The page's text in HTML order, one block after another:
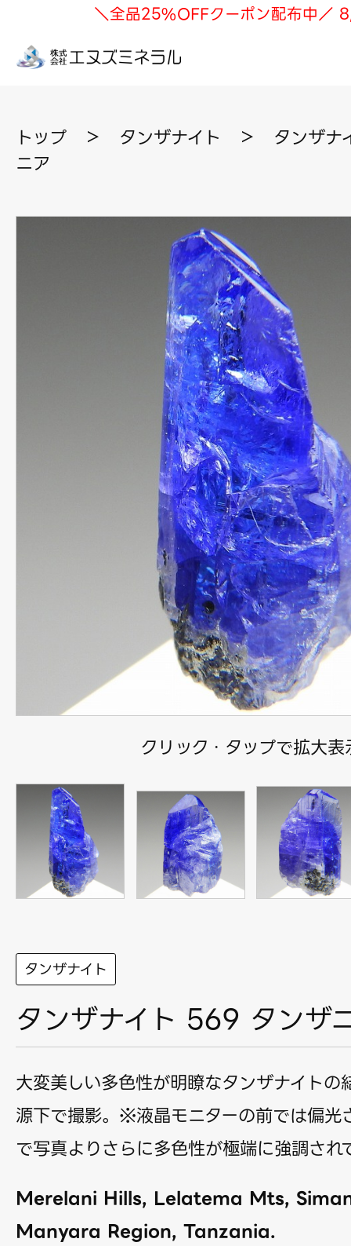
＼全品25%OFFクーポン配布中／
トップ ＞ タンザナイト ＞
タンザ
ニア
クリック・タップで拡大表
タンザナイト
タンザナイト 569 タンザ
大変美しい多色性が明瞭なタンザナイトの
源下で撮影。※液晶モニターの前では偏光
で写真よりさらに多色性が極端に強調され
Merelani Hills, Lelatema Mts,
Manyara Region, Tanzania.